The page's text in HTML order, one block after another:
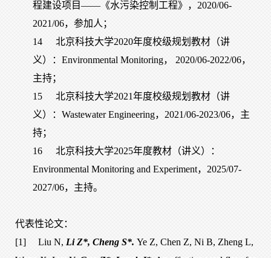
程建设项目——《水污染控制工程》，2020/06-
2021/06，参加人；
14
北京科技大学2020年度校级规划教材（讲
义）：Environmental Monitoring， 2020/06-2022/06，
主持；
15
北京科技大学2021年度校级规划教材（讲
义）：Wastewater Engineering，2021/06-2023/06，主
持；
16
北京科技大学2025年度教材（讲义）：
Environmental Monitoring and Experiment，2025/07-
2027/06，主持。
代表性论文：
[1]
Liu N, Li Z*, Cheng S*. Ye Z, Chen Z, Ni B, Zheng L,